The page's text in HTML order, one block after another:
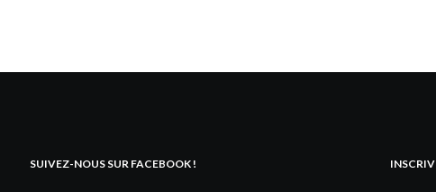
SUIVEZ-NOUS SUR FACEBOOK !